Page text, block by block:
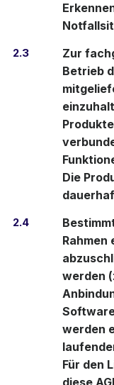
2.3
Zur
Betrieb
Die
2.4
Rahmen
werden
werden
Für den
diese